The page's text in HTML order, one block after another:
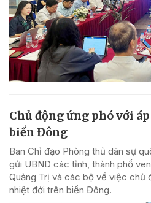
Chủ động ứng phó với
biển Đông
Ban Chỉ đạo Phòng thủ dân sự
gửi UBND các tỉnh, thành phố
Quảng Trị và các bộ về việc chủ
nhiệt đới trên biển Đông.